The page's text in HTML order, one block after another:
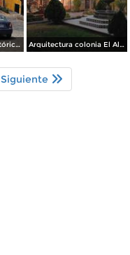
Calles del Centro Histórico de Tlaxcala en Primavera. Abril/2017 Arquitectura colonia El Alto. Zona Metropolitana de Tlaxcala. Marzo/2017
Siguiente